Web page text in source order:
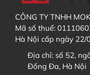
Các bạn điền
khoản và lưu
"Tiếp tục chọn
CÔNG TY TNHH
Mã số thuế:
Hà Nội cấp ngày 22/
Địa chỉ: số 52,
Đống Đa, Hà Nội